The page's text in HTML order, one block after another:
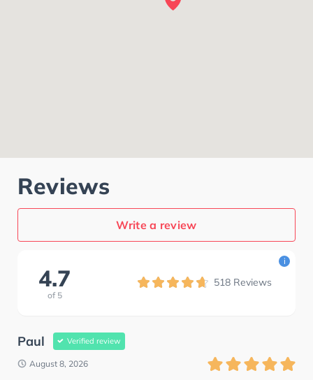
Reviews
Write a review
4.7
of 5
518 Reviews
i
Paul Verified review
August 8, 2026